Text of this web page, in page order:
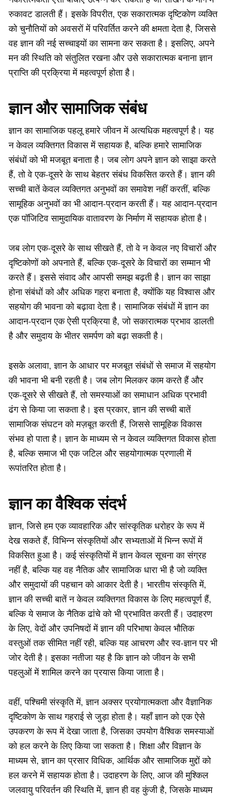
रुकावट डालती हैं। इसके विपरीत, एक सकारात्मक दृष्टिकोण व्यक्ति
को चुनौतियों को अवसरों में परिवर्तित करने की क्षमता देता है, जिससे
वह ज्ञान की नई सच्चाइयों का सामना कर सकता है। इसलिए, अपने
मन की स्थिति को संतुलित रखना और उसे सकारात्मक बनाना ज्ञान
प्राप्ति की प्रक्रिया में महत्वपूर्ण होता है।
ज्ञान और सामाजिक संबंध
ज्ञान का सामाजिक पहलू हमारे जीवन में अत्यधिक महत्वपूर्ण है। यह
न केवल व्यक्तिगत विकास में सहायक है, बल्कि हमारे सामाजिक
संबंधों को भी मजबूत बनाता है। जब लोग अपने ज्ञान को साझा करते
हैं, तो वे एक-दूसरे के साथ बेहतर संबंध विकसित करते हैं। ज्ञान की
सच्ची बातें केवल व्यक्तिगत अनुभवों का समावेश नहीं करतीं, बल्कि
सामूहिक अनुभवों का भी आदान-प्रदान करती हैं। यह आदान-प्रदान
एक पॉजिटिव सामुदायिक वातावरण के निर्माण में सहायक होता है।
जब लोग एक-दूसरे के साथ सीखते हैं, तो वे न केवल नए विचारों और
दृष्टिकोणों को अपनाते हैं, बल्कि एक-दूसरे के विचारों का सम्मान भी
करते हैं। इससे संवाद और आपसी समझ बढ़ती है। ज्ञान का साझा
होना संबंधों को और अधिक गहरा बनाता है, क्योंकि यह विश्वास और
सहयोग की भावना को बढ़ावा देता है। सामाजिक संबंधों में ज्ञान का
आदान-प्रदान एक ऐसी प्रक्रिया है, जो सकारात्मक प्रभाव डालती
है और समुदाय के भीतर समर्पण को बढ़ा सकती है।
इसके अलावा, ज्ञान के आधार पर मजबूत संबंधों से समाज में सहयोग
की भावना भी बनी रहती है। जब लोग मिलकर काम करते हैं और
एक-दूसरे से सीखते हैं, तो समस्याओं का समाधान अधिक प्रभावी
ढंग से किया जा सकता है। इस प्रकार, ज्ञान की सच्ची बातें
सामाजिक संघटन को मज़बूत करती हैं, जिससे सामूहिक विकास
संभव हो पाता है। ज्ञान के माध्यम से न केवल व्यक्तिगत विकास होता
है, बल्कि समाज भी एक जटिल और सहयोगात्मक प्रणाली में
रूपांतरित होता है।
ज्ञान का वैश्विक संदर्भ
ज्ञान, जिसे हम एक व्यावहारिक और सांस्कृतिक धरोहर के रूप में
देख सकते हैं, विभिन्न संस्कृतियों और सभ्यताओं में भिन्न रूपों में
विकसित हुआ है। कई संस्कृतियों में ज्ञान केवल सूचना का संग्रह
नहीं है, बल्कि यह वह नैतिक और सामाजिक धारा भी है जो व्यक्ति
और समुदायों की पहचान को आकार देती है। भारतीय संस्कृति में,
ज्ञान की सच्ची बातें न केवल व्यक्तिगत विकास के लिए महत्वपूर्ण हैं,
बल्कि ये समाज के नैतिक ढांचे को भी प्रभावित करती हैं। उदाहरण
के लिए, वेदों और उपनिषदों में ज्ञान की परिभाषा केवल भौतिक
वस्तुओं तक सीमित नहीं रही, बल्कि यह आचरण और स्व-ज्ञान पर भी
जोर देती है। इसका नतीजा यह है कि ज्ञान को जीवन के सभी
पहलुओं में शामिल करने का प्रयास किया जाता है।
वहीं, पश्चिमी संस्कृति में, ज्ञान अक्सर प्रयोगात्मकता और वैज्ञानिक
दृष्टिकोण के साथ गहराई से जुड़ा होता है। यहाँ ज्ञान को एक ऐसे
उपकरण के रूप में देखा जाता है, जिसका उपयोग वैश्विक समस्याओं
को हल करने के लिए किया जा सकता है। शिक्षा और विज्ञान के
माध्यम से, ज्ञान का प्रसार विधिक, आर्थिक और सामाजिक मुद्दों को
हल करने में सहायक होता है। उदाहरण के लिए, आज की मुश्किल
जलवायु परिवर्तन की स्थिति में, ज्ञान ही वह कुंजी है, जिसके माध्यम